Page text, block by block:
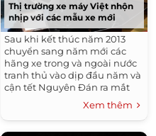
Thị trường xe máy Việt nhộn
nhịp với các mẫu xe mới
Sau khi kết thúc năm 2013
chuyển sang năm mới các
hãng xe trong và ngoài nước
tranh thủ vào dịp đầu năm và
cận tết Nguyên Đán ra mắt
các mẫu xe mới.Chỉ trong
tháng đầu năm 2014, thị
trường xe máy Việt...
Xem thêm